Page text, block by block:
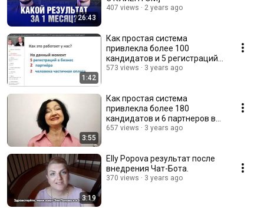
26:43
407 views 2 years ago
1:42
Как простая система
привлекла более 100
кандидатов и 5 регистраций
в первую линию за 3 недели…
573 views 3 years ago
3:55
Как простая система
привлекла более 180
кандидатов и 6 партнеров в
первую линию за 30 дней…
657 views 3 years ago
3:19
Elly Popova результат после
внедрения Чат-Бота.
370 views 3 years ago